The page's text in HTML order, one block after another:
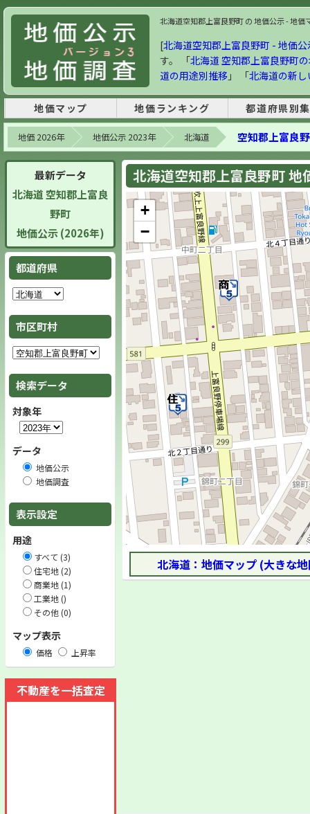
北海道空知郡上富良野町 の 地価公示 - 地
[北海道空知郡上富良野町 - 地価
す。 「北海道 空知郡上富良野町
道の用途別推移 」 「北海道の新
地価マップ 地価ランキング 都道府県別
地価 2026年 地価公示 2023年 北海道 空知郡上富良
最新データ
北海道 空知郡上富良
野町
地価公示 (2026年)
都道府県
市区町村
検索データ
対象年
データ
地価公示
地価調査
表示設定
用途
すべて (3)
住宅地 (2)
商業地 (1)
工業地 ()
その他 (0)
マップ表示
価格 上昇率
不動産を一括査定
北海道空知郡上富良野町
+
−
北海道：地価マップ (大きな